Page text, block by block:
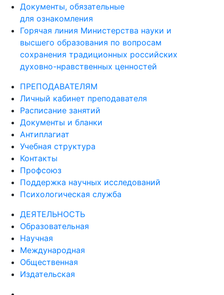
Документы, обязательные
для ознакомления
Горячая линия Министерства науки и
высшего образования по вопросам
сохранения традиционных российских
духовно-нравственных ценностей
ПРЕПОДАВАТЕЛЯМ
Личный кабинет преподавателя
Расписание занятий
Документы и бланки
Антиплагиат
Учебная структура
Контакты
Профсоюз
Поддержка научных исследований
Психологическая служба
ДЕЯТЕЛЬНОСТЬ
Образовательная
Научная
Международная
Общественная
Издательская